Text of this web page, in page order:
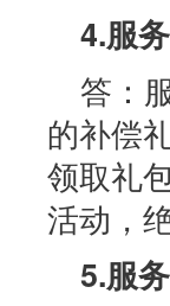
4.服
答：
的补偿
领取礼
活动，
5.服